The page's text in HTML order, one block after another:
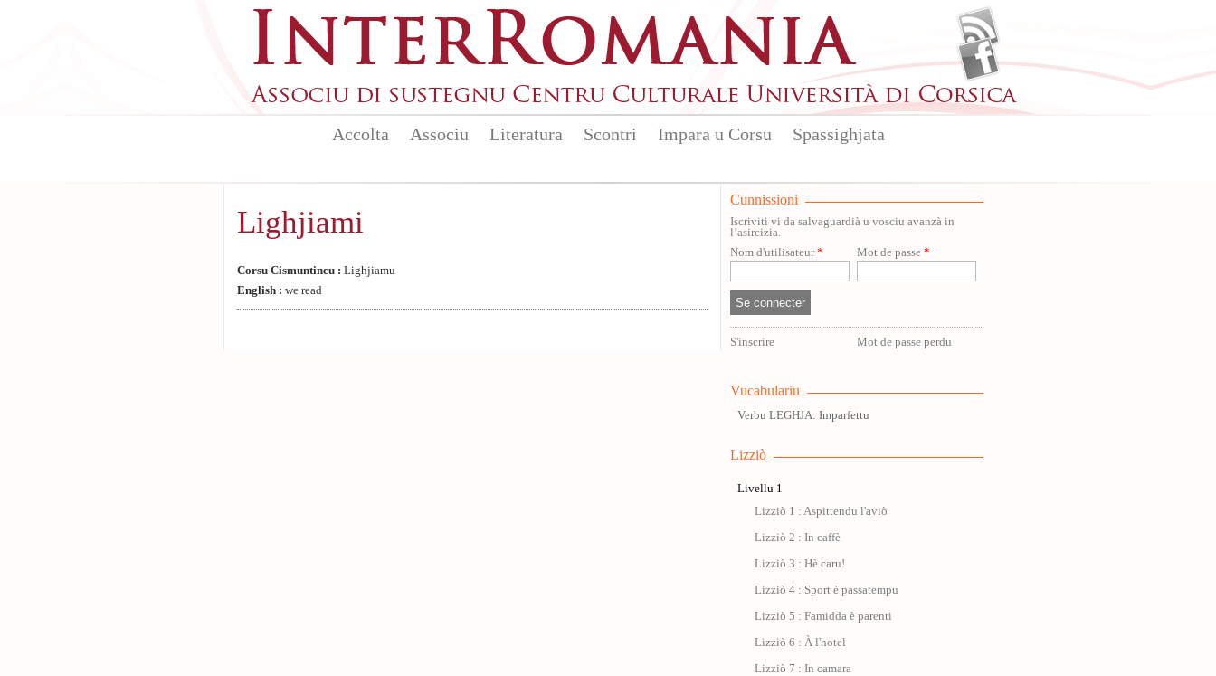
Accolta Associu Literatura Scontri Impara u Corsu Spassighjata
Lighjiami
Corsu Cismuntincu : Lighjiamu
English : we read
Cunnissioni
Iscriviti vi da salvaguardià u vosciu avanzà in
l’asircizia.
Nom d'utilisateur* Mot de passe *
S'inscrire Mot de passe perdu
Vucabulariu
Verbu LEGHJA: Imparfettu
Lizziò
Livellu 1
Lizziò 1 : Aspittendu l'aviò
Lizziò 2 : In caffè
Lizziò 3 : Hè caru!
Lizziò 4 : Sport è passatempu
Lizziò 5 : Famidda è parenti
Lizziò 6 : À l'hotel
Lizziò 7 : In camara